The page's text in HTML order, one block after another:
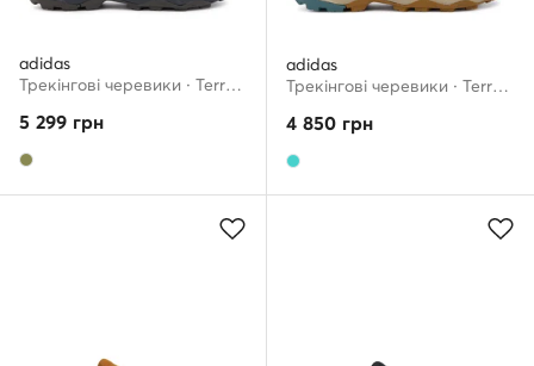
adidas
Трекінгові черевики · Terrex Skychaser Ax5 JQ2216 · Хакі
5 299 грн
adidas
Трекінгові черевики · Terrex Skychaser Ax5 JQ2214 · Бірюзовий
4 850 грн